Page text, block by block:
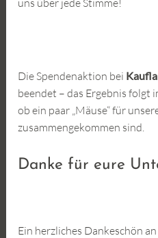
uns über jede Stimme!
Die Spendenaktion bei
beendet – das Ergebnis folgt
ob ein paar „Mäuse“ für
zusammengekommen sind.
Danke für eure
Ein herzliches Dankeschön